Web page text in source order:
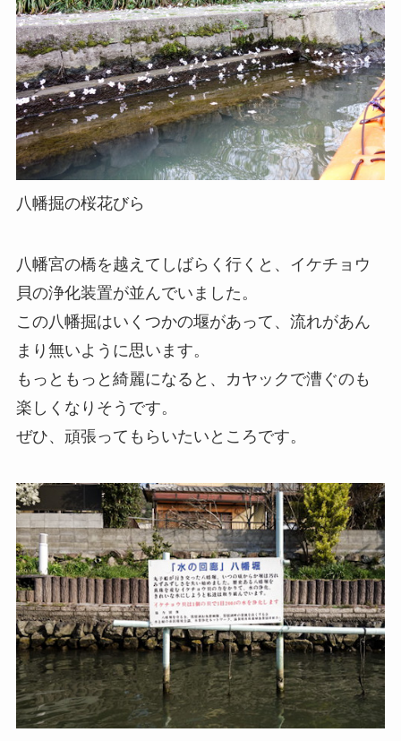
八幡掘の桜花びら
八幡宮の橋を越えてしばらく行くと、イケチョウ
貝の浄化装置が並んでいました。
この八幡掘はいくつかの堰があって、流れがあん
まり無いように思います。
もっともっと綺麗になると、カヤックで漕ぐのも
楽しくなりそうです。
ぜひ、頑張ってもらいたいところです。